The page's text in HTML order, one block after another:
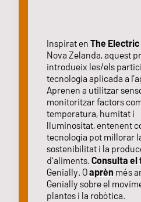
Inspirat en The Electric
Nova Zelanda, aquest
introdueix les/els
tecnologia aplicada a
Aprenen a utilitzar
monitoritzar factors
temperatura, humitat i
lluminositat, entenent
tecnologia pot millorar
sostenibilitat i la
d'aliments. Consulta el
Genially. Oaprèn més
Genially sobre el
plantes i la robòtica.